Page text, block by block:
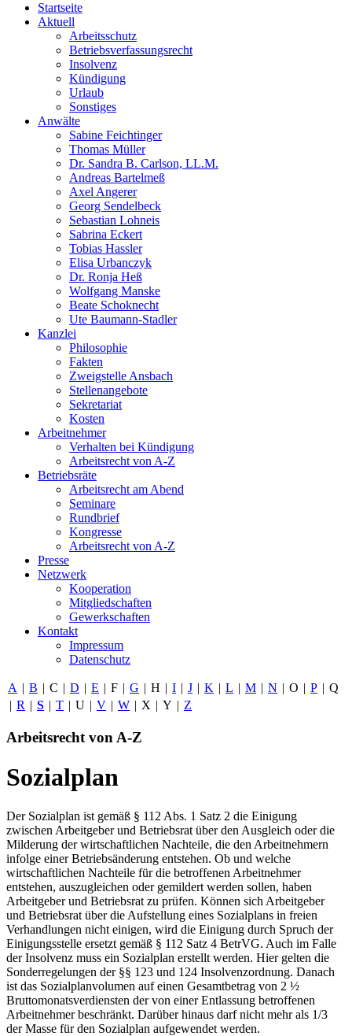
Startseite
Aktuell
Arbeitsschutz
Betriebsverfassungsrecht
Insolvenz
Kündigung
Urlaub
Sonstiges
Anwälte
Sabine Feichtinger
Thomas Müller
Dr. Sandra B. Carlson, LL.M.
Andreas Bartelmeß
Axel Angerer
Georg Sendelbeck
Sebastian Lohneis
Sabrina Eckert
Tobias Hassler
Elisa Urbanczyk
Dr. Ronja Heß
Wolfgang Manske
Beate Schoknecht
Ute Baumann-Stadler
Kanzlei
Philosophie
Fakten
Zweigstelle Ansbach
Stellenangebote
Sekretariat
Kosten
Arbeitnehmer
Verhalten bei Kündigung
Arbeitsrecht von A-Z
Betriebsräte
Arbeitsrecht am Abend
Seminare
Rundbrief
Kongresse
Arbeitsrecht von A-Z
Presse
Netzwerk
Kooperation
Mitgliedschaften
Gewerkschaften
Kontakt
Impressum
Datenschutz
A | B | C | D | E | F | G | H | I | J | K | L | M | N | O | P | Q
| R | S | T | U | V | W | X | Y | Z
Arbeitsrecht von A-Z
Sozialplan
Der Sozialplan ist gemäß § 112 Abs. 1 Satz 2 die Einigung
zwischen Arbeitgeber und Betriebsrat über den Ausgleich oder die
Milderung der wirtschaftlichen Nachteile, die den Arbeitnehmern
infolge einer Betriebsänderung entstehen. Ob und welche
wirtschaftlichen Nachteile für die betroffenen Arbeitnehmer
entstehen, auszugleichen oder gemildert werden sollen, haben
Arbeitgeber und Betriebsrat zu prüfen. Können sich Arbeitgeber
und Betriebsrat über die Aufstellung eines Sozialplans in freien
Verhandlungen nicht einigen, wird die Einigung durch Spruch der
Einigungsstelle ersetzt gemäß § 112 Satz 4 BetrVG. Auch im Falle
der Insolvenz muss ein Sozialplan erstellt werden. Hier gelten die
Sonderregelungen der §§ 123 und 124 Insolvenzordnung. Danach
ist das Sozialplanvolumen auf einen Gesamtbetrag von 2 ½
Bruttomonatsverdiensten der von einer Entlassung betroffenen
Arbeitnehmer beschränkt. Darüber hinaus darf nicht mehr als 1/3
der Masse für den Sozialplan aufgewendet werden.